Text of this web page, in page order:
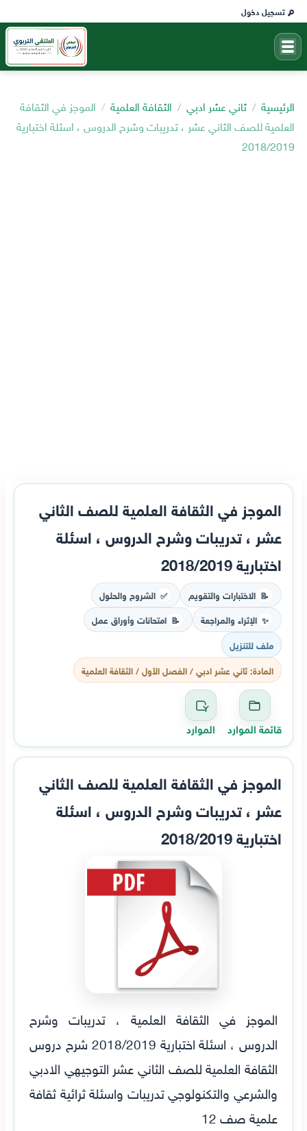
تسجيل دخول
الرئيسية ثاني عشر ادبي الثقافة العلمية
الموجز في الثقافة
العلمية للصف الثاني عشر ، تدريبات وشرح الدروس ، اسئلة اختبارية
2018/2019
الموجز في الثقافة العلمية للصف الثاني
عشر ، تدريبات وشرح الدروس ، اسئلة
اختبارية 2018/2019
📝 الاختبارات والتقويم ✅ الشروح والحلول
✨ الإثراء والمراجعة 📝 امتحانات وأوراق عمل
ملف للتنزيل
المادة: ثاني عشر ادبي / الفصل الأول / الثقافة العلمية
قائمة الموارد الموارد
الموجز في الثقافة العلمية للصف الثاني
عشر ، تدريبات وشرح الدروس ، اسئلة
اختبارية 2018/2019
الموجز في الثقافة العلمية ، تدريبات وشرح
الدروس ، اسئلة اختبارية 2018/2019 شرح دروس
الثقافة العلمية للصف الثاني عشر التوجيهي الادبي
والشرعي والتكنولوجي تدريبات واسئلة ثرائية ثقافة
علمية صف 12